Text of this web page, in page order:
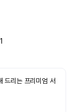
드리는 프리미엄 서